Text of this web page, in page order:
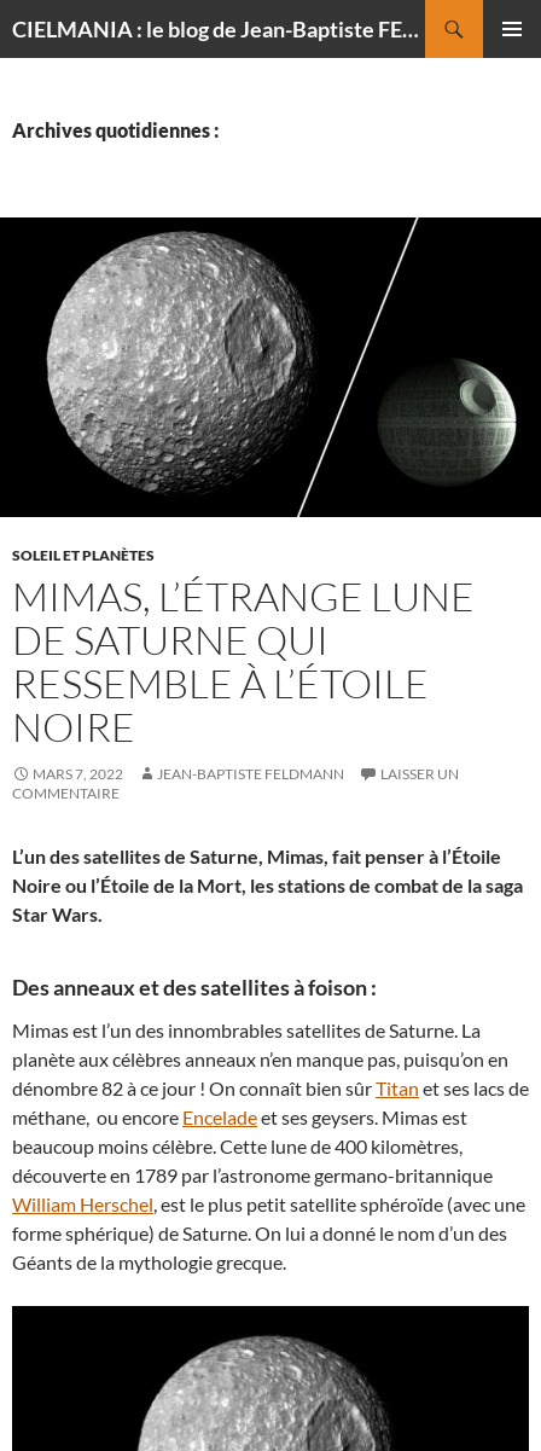
CIELMANIA : le blog de Jean-Baptiste FELDMANN, photographe du ciel
Archives quotidiennes :
SOLEIL ET PLANÈTES
MIMAS, L’ÉTRANGE LUNE
DE SATURNE QUI
RESSEMBLE À L’ÉTOILE
NOIRE
MARS 7, 2022 JEAN-BAPTISTE FELDMANN
LAISSER UN
COMMENTAIRE
L’un des satellites de Saturne, Mimas, fait penser à l’Étoile
Noire ou l’Étoile de la Mort, les stations de combat de la saga
Star Wars.
Des anneaux et des satellites à foison :
Mimas est l’un des innombrables satellites de Saturne. La
planète aux célèbres anneaux n’en manque pas, puisqu’on en
dénombre 82 à ce jour ! On connaît bien sûrTitan et ses lacs de
méthane, ou encore Enceladeet ses geysers. Mimas est
beaucoup moins célèbre. Cette lune de 400 kilomètres,
découverte en 1789 par l’astronome germano-britannique
William Herschel, est le plus petit satellite sphéroïde (avec une
forme sphérique) de Saturne. On lui a donné le nom d’un des
Géants de la mythologie grecque.